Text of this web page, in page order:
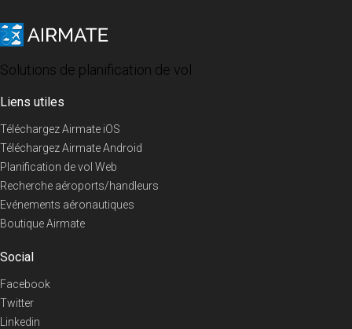
Solutions de planification de vol
Liens utiles
Téléchargez Airmate iOS
Téléchargez Airmate Android
Planification de vol Web
Recherche aéroports/handleurs
Evénements aéronautiques
Boutique Airmate
Social
Facebook
Twitter
Linkedin